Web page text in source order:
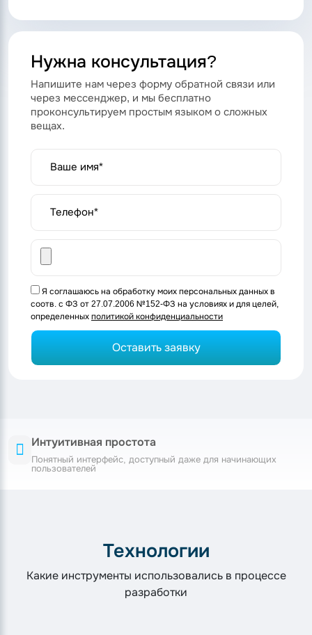
Нужна консультация?
Напишите нам через форму обратной связи или
через мессенджер, и мы бесплатно
проконсультируем простым языком о сложных
вещах.
Ваше имя*
Телефон*
Я соглашаюсь на обработку моих персональных данных в
соотв. с ФЗ от 27.07.2006 №152-ФЗ на условиях и для целей,
определенных политикой конфиденциальности
Оставить заявку
Интуитивная простота
Понятный интерфейс, доступный даже для начинающих
пользователей
Технологии
Какие инструменты использовались в процессе
разработки